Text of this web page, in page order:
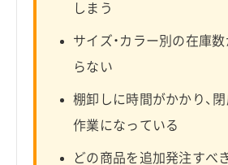
しまう
サイズ・カラー別の在庫
らない
棚卸しに時間がかかり、
作業になっている
どの商品を追加発注すべ